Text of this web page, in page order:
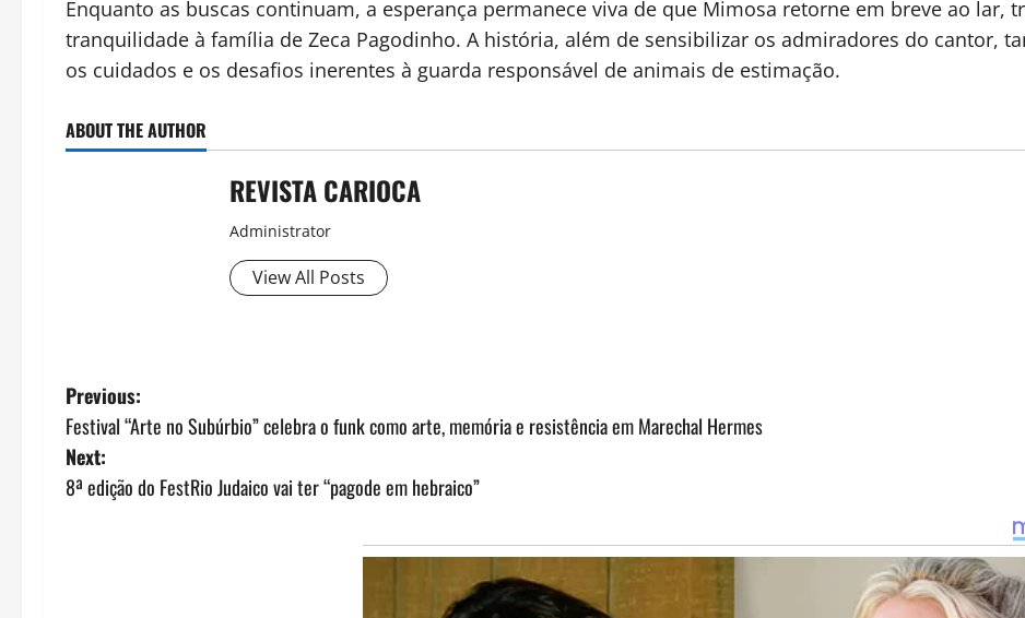
Enquanto as buscas continuam, a esperança permanece viva de que Mimosa retorne em breve ao lar,
tranquilidade à família de Zeca Pagodinho. A história, além de sensibilizar os admiradores do cantor,
os cuidados e os desafios inerentes à guarda responsável de animais de estimação.
ABOUT THE AUTHOR
REVISTA CARIOCA
Administrator
View All Posts
P
o
s
Previous:
Festival “Arte no Subúrbio” celebra o funk como arte, memória e resistência em Marechal Hermes
Next:
8ª edição do FestRio Judaico vai ter “pagode em hebraico”